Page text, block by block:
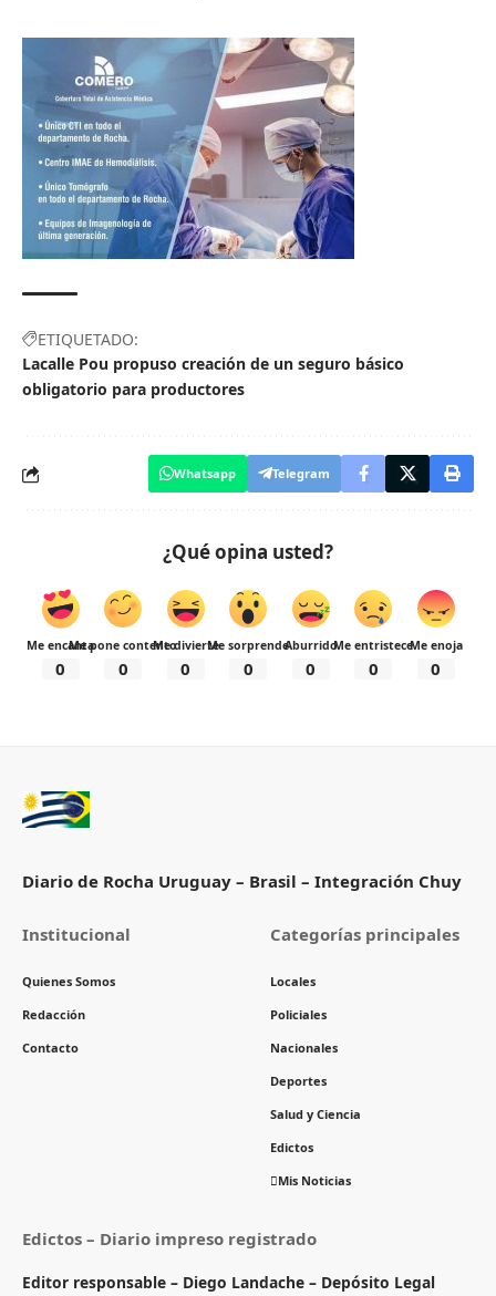
ETIQUETADO:
Lacalle Pou propuso creación de un seguro básico
obligatorio para productores
Whatsapp Telegram
¿Qué opina usted?
Me encanta
0
Me pone contento
0
Me divierte
0
Me sorprende
0
Aburrido
0
Me entristece
0
Me enoja
0
Diario de Rocha Uruguay – Brasil – Integración Chuy
Institucional
Quienes Somos
Redacción
Contacto
Categorías principales
Locales
Policiales
Nacionales
Deportes
Salud y Ciencia
Edictos
Mis Noticias
Edictos – Diario impreso registrado
Editor responsable – Diego Landache – Depósito Legal